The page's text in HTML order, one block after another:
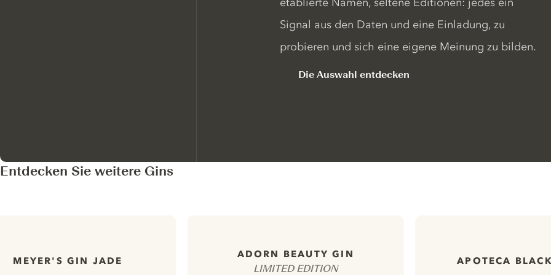
Signal aus den Daten und eine Einladung, zu
probieren und sich eine eigene Meinung zu bilden.
Die Auswahl entdecken
Entdecken Sie weitere Gins
MEYER'S GIN JADE
ADORN BEAUTY GIN
LIMITED EDITION
APOTECA